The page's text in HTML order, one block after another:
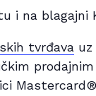
i na blagajni
tvrđava